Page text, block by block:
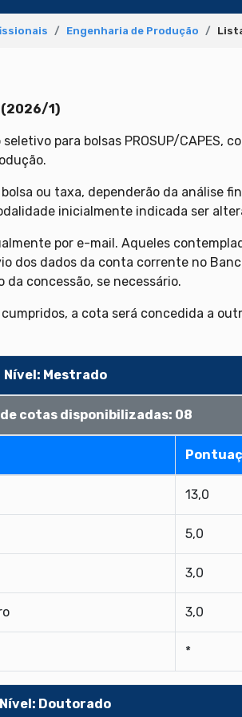
Engenharia de Produção
(2026/1)
para bolsas PROSUP/CAPES,
ou taxa, dependerão da análise
inicialmente indicada ser
por e-mail. Aqueles
dos dados da conta corrente no
concessão, se necessário.
a cota será concedida a
Nível: Mestrado
cotas disponibilizadas: 08
13,0
5,0
3,0
3,0
*
Nível: Doutorado